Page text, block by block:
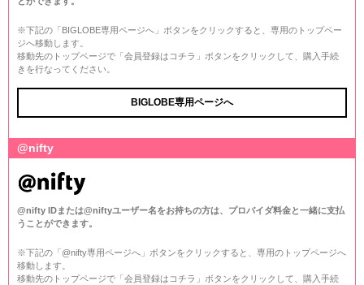
※下記の「BIGLOBE専用ページへ」ボタンをクリックすると、専用のトップペー
ジへ移動します。
移動先のトップページで「会員登録はコチラ」ボタンをクリックして、購入手続
きを行なってください。
BIGLOBE専用ページへ
@nifty
@nifty IDまたは@niftyユーザー名をお持ちの方は、プロバイダ料金と一緒に支払
うことができます。
※下記の「@nifty専用ページへ」ボタンをクリックすると、専用のトップページへ
移動します。
移動先のトップページで「会員登録はコチラ」ボタンをクリックして、購入手続